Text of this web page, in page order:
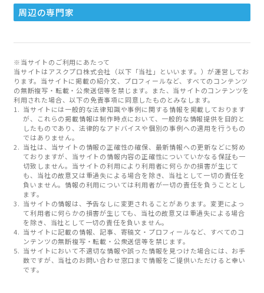
周辺の専門家
※当サイトのご利用にあたって
当サイトはアスクプロ株式会社（以下「当社」といいます。）が運営してお
ります。当サイトに掲載の紹介文、プロフィールなど、すべてのコンテンツ
の無断複写・転載・公衆送信等を禁じます。また、当サイトのコンテンツを
利用された場合、以下の免責事項に同意したものとみなします。
当サイトには一般的な法律知識や事例に関する情報を掲載しております
が、これらの掲載情報は制作時点において、一般的な情報提供を目的と
したものであり、法律的なアドバイスや個別の事例への適用を行うもの
ではありません。
当社は、当サイトの情報の正確性の確保、最新情報への更新などに努め
ておりますが、当サイトの情報内容の正確性についていかなる保証も一
切致しません。当サイトの利用により利用者に何らかの損害が生じて
も、当社の故意又は重過失による場合を除き、当社として一切の責任を
負いません。情報の利用については利用者が一切の責任を負うこととし
ます。
当サイトの情報は、予告なしに変更されることがあります。変更によっ
て利用者に何らかの損害が生じても、当社の故意又は重過失による場合
を除き、当社として一切の責任を負いません。
当サイトに記載の情報、記事、寄稿文・プロフィールなど、すべてのコ
ンテンツの無断複写・転載・公衆送信等を禁じます。
当サイトにおいて不適切な情報や誤った情報を見つけた場合には、お手
数ですが、当社のお問い合わせ窓口まで情報をご提供いただけると幸い
です。